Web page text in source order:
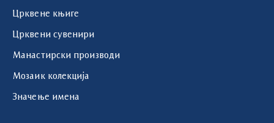
Црквене књиге
Црквени сувенири
Манастирски производи
Мозаик колекција
Значење имена